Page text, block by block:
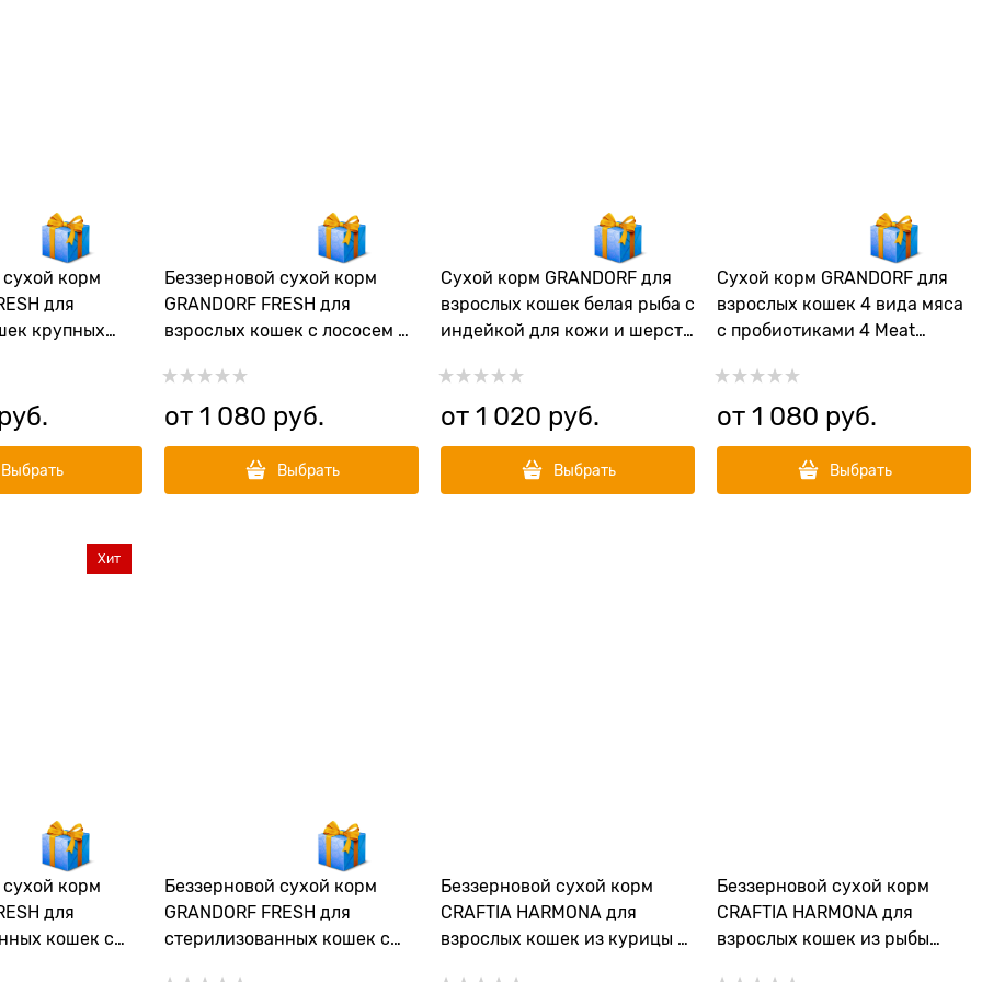
cухой корм
для
крупных
Выбрать
Беззерновой cухой корм
GRANDORF FRESH для
взрослых кошек с лососем и
Salmon&Sweet Potato
от 1 080 руб.
Выбрать
Сухой корм GRANDORF для
взрослых кошек белая рыба с
индейкой для кожи и шерсти
от 1 020 руб.
Выбрать
Сухой корм GRANDORF для
взрослых кошек 4 вида мяса
с пробиотиками 4 Meat
от 1 080 руб.
Выбрать
cухой корм
для
кошек с
Хит
Беззерновой cухой корм
GRANDORF FRESH для
стерилизованных кошек с
Беззерновой сухой корм
CRAFTIA HARMONA для
взрослых кошек из курицы и
Беззерновой сухой корм
CRAFTIA HARMONA для
взрослых кошек из рыбы